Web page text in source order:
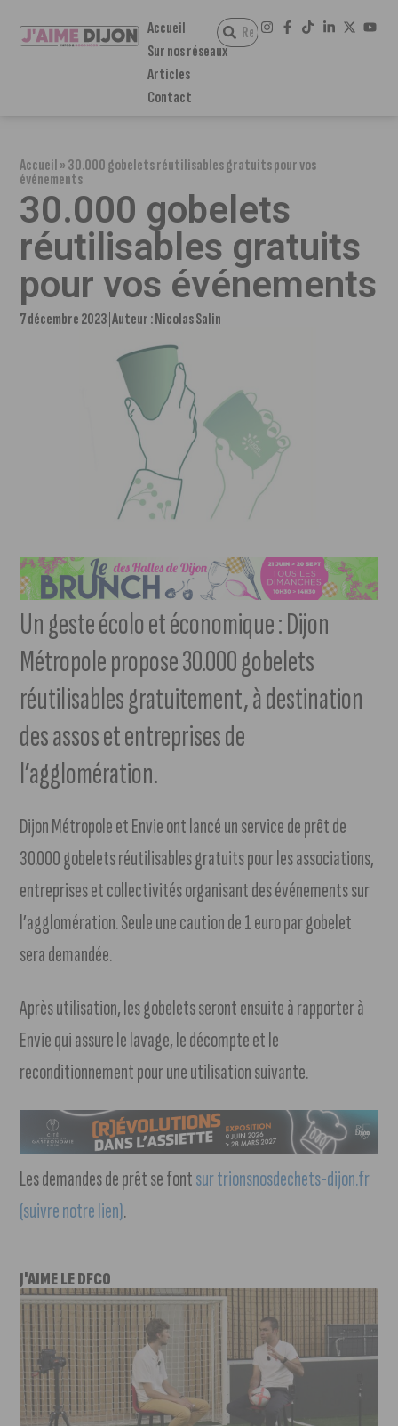
Accueil
Sur nos réseaux
Articles
Contact
Accueil»30.000 gobelets réutilisables gratuits pour vos
événements
30.000 gobelets
réutilisables gratuits
pour vos événements
7 décembre 2023 Auteur :Nicolas Salin
Un geste écolo et économique : Dijon
Métropole propose 30.000 gobelets
réutilisables gratuitement, à destination
des assos et entreprises de
l’agglomération.
Dijon Métropole et Envie ont lancé un service de prêt de
30.000 gobelets réutilisables gratuits pour les associations,
entreprises et collectivités organisant des événements sur
l’agglomération. Seule une caution de 1 euro par gobelet
sera demandée.
Après utilisation, les gobelets seront ensuite à rapporter à
Envie qui assure le lavage, le décompte et le
reconditionnement pour une utilisation suivante.
Les demandes de prêt se fontsur trionsnosdechets-dijon.fr
(suivre notre lien).
J'AIME LE DFCO